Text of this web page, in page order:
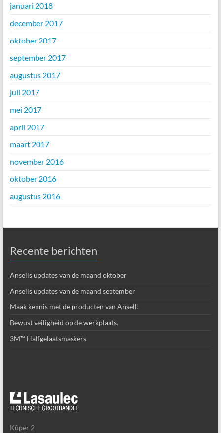
januari 2018
december 2017
oktober 2017
september 2017
augustus 2017
juli 2017
mei 2017
april 2017
maart 2017
november 2016
oktober 2016
augustus 2016
Recente berichten
Ansells updates van de maand oktober
Ansells updates van de maand september
Maak kennis met de producten van Ansell!
Bewust veiligheid op de werkplaats.
3M™ Halfgelaatsmaskers
Kûper 2